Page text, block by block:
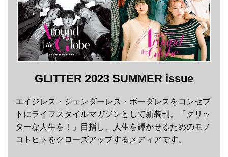
GLITTER 2023 SUMMER issue
エイジレス・ジェンダーレス・ボーダレスをコンセプ
トにライフスタイルマガジンとして新装刊。「グリッ
ターな人生を！」目指し、人生を輝かせるためのモノ
コトヒトをクローズアップするメディアです。